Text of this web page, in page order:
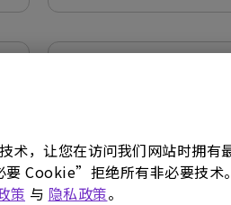
术，让您在访问我们网站时拥
Cookie”拒绝所有非必要技术
策 与 隐私政策。
操作系统:Mac
OS Version:macOS 13
版本:V1.12.4.0